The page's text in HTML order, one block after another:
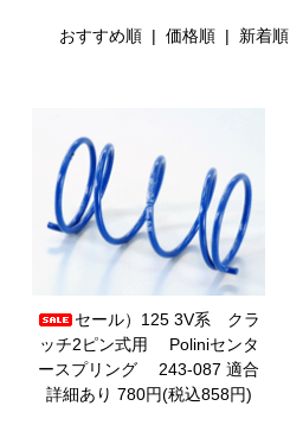
おすすめ順 | 価格順 | 新着順
セール）125 3V系 クラ
ッチ2ピン式用 Poliniセンタ
ースプリング 243-087 適合
詳細あり 780円(税込858円)